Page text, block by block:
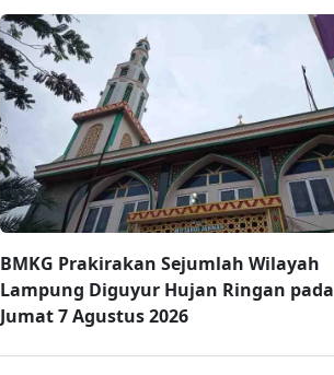
BMKG Prakirakan Sejumlah Wilayah
Lampung Diguyur Hujan Ringan pada
Jumat 7 Agustus 2026